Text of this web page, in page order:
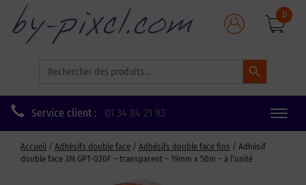
for:
Search Button
0
Service client : 01 34 84 21 93
Toggle
Accueil / Adhésifs double face / Adhésifs double face fins / Adhésif
double face 3M GPT-020F – transparent – 19mm x 50m – à l’unité